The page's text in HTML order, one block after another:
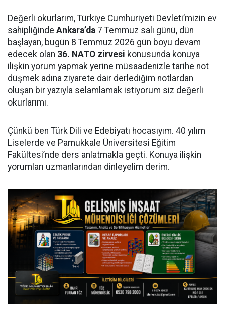
Değerli okurlarım, Türkiye Cumhuriyeti Devleti’mizin ev
sahipliğinde Ankara’da 7 Temmuz salı günü, dün
başlayan, bugün 8 Temmuz 2026 gün boyu devam
edecek olan 36. NATO zirvesi konusunda konuya
ilişkin yorum yapmak yerine müsaadenizle tarihe not
düşmek adına ziyarete dair derlediğim notlardan
oluşan bir yazıyla selamlamak istiyorum siz değerli
okurlarımı.
Çünkü ben Türk Dili ve Edebiyatı hocasıyım. 40 yılım
Liselerde ve Pamukkale Üniversitesi Eğitim
Fakültesi’nde ders anlatmakla geçti. Konuya ilişkin
yorumları uzmanlarından dinleyelim derim.